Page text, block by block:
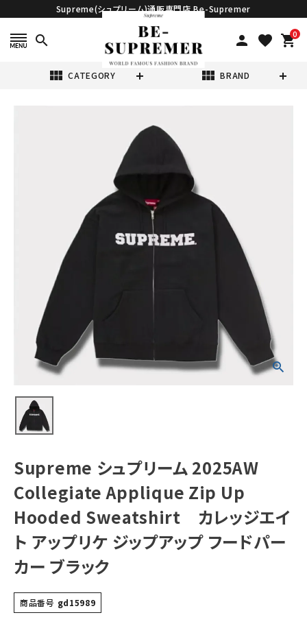
Supreme(シュプリーム)通販専門店 Be-Supremer
search person favorite 0
shopping_cart
view_module CATEGORY view_module BRAND
Supreme シュプ
リーム 2025AW
Collegiate
Applique Zip
Up Hooded
Sweatshirt カ
レッジエイト アッ
プリケ ジップアッ
プ フードパーカー
ブラック
(税込)
NEW ITEMS
CATEGORY
Tシャツ・ロングスリーブ
パーカー・トレーナー
キャップ・ハット
ニット帽・ビーニー
バックパック・リュック
その他バッグ類
スニーカー・ブーツ
Supreme シュプリーム 2025AW
Collegiate Applique Zip Up
Hooded Sweatshirt カレッジエイ
ト アップリケ ジップアップ フードパー
カー ブラック
商品番号 gd15989